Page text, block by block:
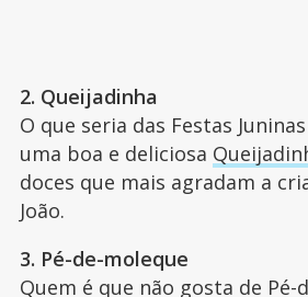
2. Queijadinha
O que seria das Festas
uma boa e deliciosa
doces que mais agradam a
João.
3. Pé-de-moleque
Quem é que não gosta de Pé-